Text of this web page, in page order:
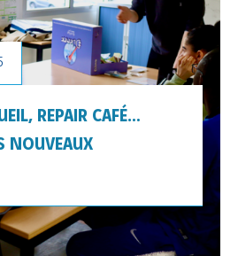
REPAIR CAFÉ…
NOUVEAUX